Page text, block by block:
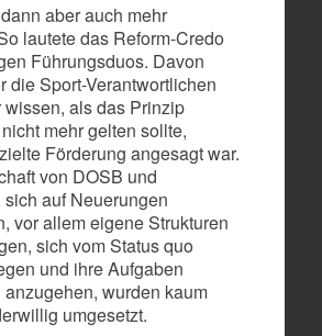
aber auch mehr
lautete das Reform-Credo
Führungsduos. Davon
die Sport-Verantwortlichen
wissen, als das Prinzip
mehr gelten sollte,
Förderung angesagt war.
von DOSB und
auf Neuerungen
vor allem eigene Strukturen
sich vom Status quo
und ihre Aufgaben
wurden kaum
umgesetzt.